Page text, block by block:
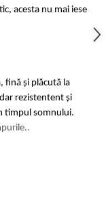
acesta nu mai iese
fină și plăcută la
rezistentent și
timpul somnului.
.